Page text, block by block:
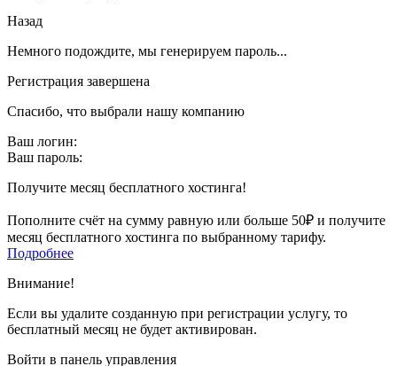
Назад
Немного подождите, мы генерируем пароль...
Регистрация завершена
Спасибо, что выбрали нашу компанию
Ваш логин:
Ваш пароль:
Получите месяц бесплатного хостинга!
Пополните счёт на сумму равную или больше 50₽ и получите
месяц бесплатного хостинга по выбранному тарифу.
Подробнее
Внимание!
Если вы удалите созданную при регистрации услугу, то
бесплатный месяц не будет активирован.
Войти в панель управления